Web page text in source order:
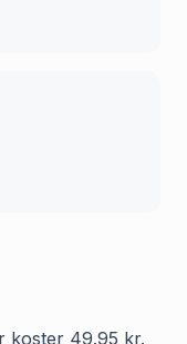
koster 49.95 kr.